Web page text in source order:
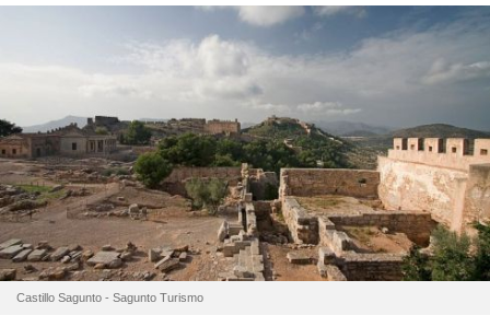
Castillo Sagunto - Sagunto Turismo